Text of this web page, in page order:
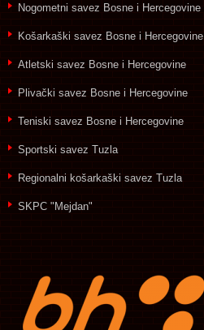
Nogometni savez Bosne i Hercegovine
Košarkaški savez Bosne i Hercegovine
Atletski savez Bosne i Hercegovine
Plivački savez Bosne i Hercegovine
Teniski savez Bosne i Hercegovine
Sportski savez Tuzla
Regionalni košarkaški savez Tuzla
SKPC "Mejdan"